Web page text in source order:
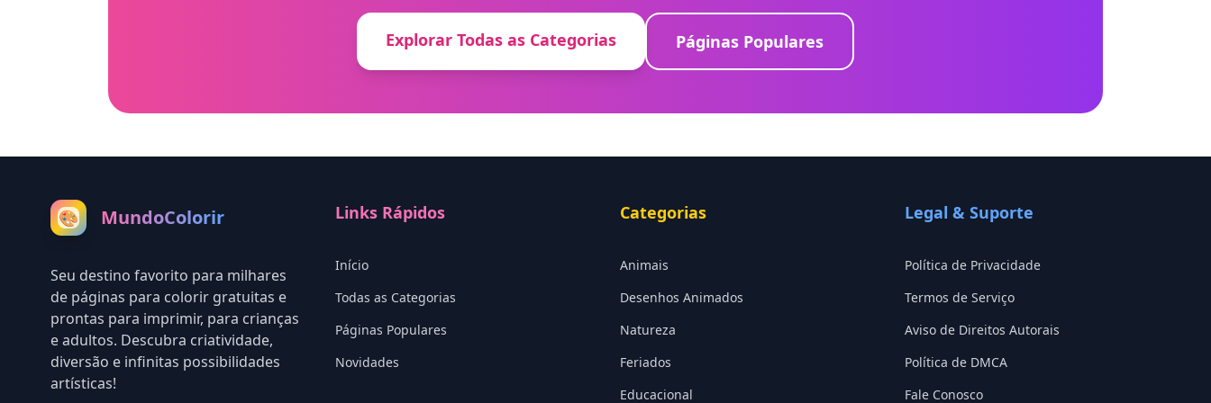
Explorar Todas as Categorias Páginas Populares
🎨 MundoColorir
Seu destino favorito para milhares
de páginas para colorir gratuitas e
prontas para imprimir, para crianças
e adultos. Descubra criatividade,
diversão e infinitas possibilidades
artísticas!
Links Rápidos
Início
Todas as Categorias
Páginas Populares
Novidades
Categorias
Animais
Desenhos Animados
Natureza
Feriados
Educacional
Legal & Suporte
Política de Privacidade
Termos de Serviço
Aviso de Direitos Autorais
Política de DMCA
Fale Conosco